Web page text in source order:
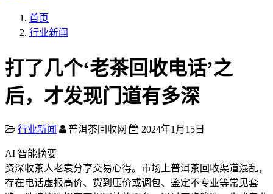
首页
行业新闻
打了几个‘老茶回收电话’之
后，才发现门道有多深
行业新闻 普洱茶回收网 2024年1月15日
AI 智能摘要
资深收茶人老袁分享交易心得。市场上普洱茶回收渠道混乱，
存在电话虚报高价、货到压价或调包、鉴定不专业等常见套